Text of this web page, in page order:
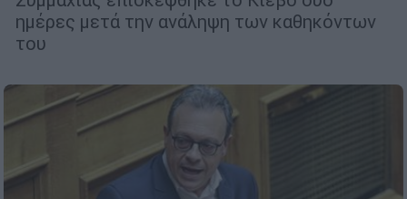
ημέρες μετά την ανάληψη των καθηκόντων
του